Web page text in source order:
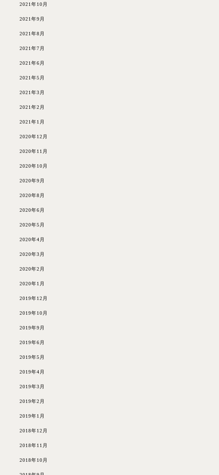
2021年10月
2021年9月
2021年8月
2021年7月
2021年6月
2021年5月
2021年3月
2021年2月
2021年1月
2020年12月
2020年11月
2020年10月
2020年9月
2020年8月
2020年6月
2020年5月
2020年4月
2020年3月
2020年2月
2020年1月
2019年12月
2019年10月
2019年9月
2019年6月
2019年5月
2019年4月
2019年3月
2019年2月
2019年1月
2018年12月
2018年11月
2018年10月